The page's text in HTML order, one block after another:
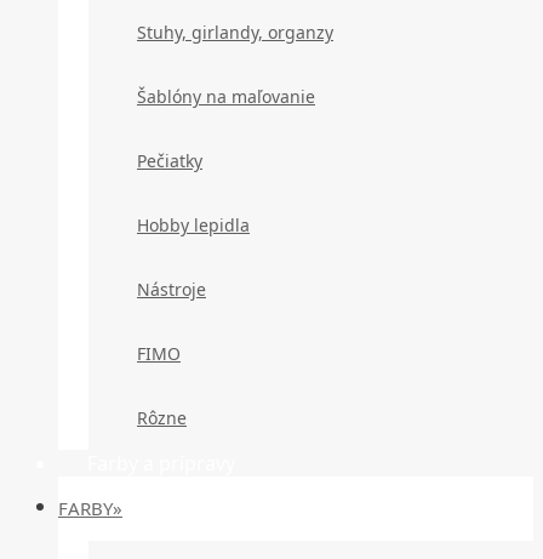
Stuhy, girlandy, organzy
Šablóny na maľovanie
Pečiatky
Hobby lepidla
Nástroje
FIMO
Rôzne
FARBY»